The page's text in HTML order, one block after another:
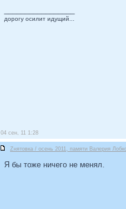
дорогу осилит идущий...
04 сен, 11 1:28
Zнятовка / осень 2011, памяти Валерия
Я бы тоже ничего не менял.